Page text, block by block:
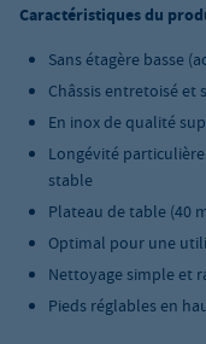
Caractéristiques du
Sans étagère basse
Châssis entretoisé et
En inox de qualité
Longévité
stable
Plateau de table (40
Optimal pour une
Nettoyage simple et
Pieds réglables en